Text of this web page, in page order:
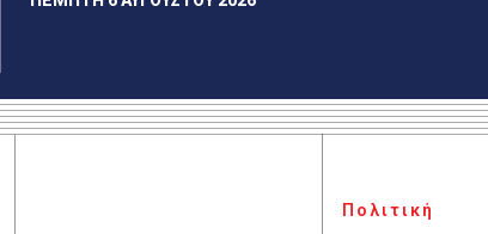
Πολιτική